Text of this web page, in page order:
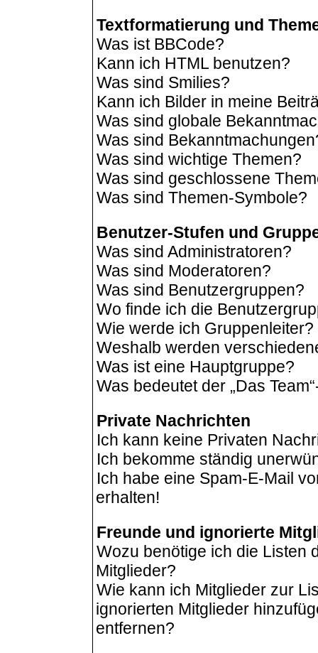
Textformatierung und
Was ist BBCode?
Kann ich HTML benutzen?
Was sind Smilies?
Kann ich Bilder in meine
Was sind globale
Was sind
Was sind wichtige Themen?
Was sind geschlossene
Was sind Themen-Symbole?
Benutzer-Stufen und
Was sind Administratoren?
Was sind Moderatoren?
Was sind Benutzergruppen?
Wo finde ich die
Wie werde ich Gruppenleiter?
Weshalb werden
Was ist eine Hauptgruppe?
Was bedeutet der „Das
Private Nachrichten
Ich kann keine Privaten
Ich bekomme ständig
Ich habe eine Spam-E-Mail
erhalten!
Freunde und ignorierte
Wozu benötige ich die Listen
Mitglieder?
Wie kann ich Mitglieder zur
ignorierten Mitglieder
entfernen?